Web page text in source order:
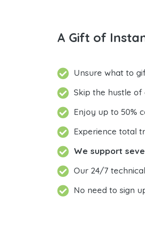
A Gift of
Unsure what to
Skip the hustle of
Enjoy up to 50%
Experience total
We support
Our 24/7
No need to sign